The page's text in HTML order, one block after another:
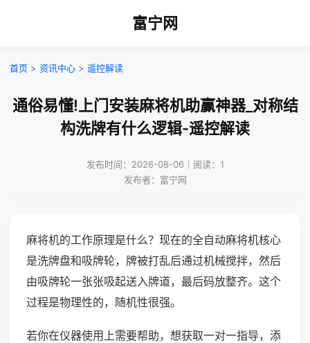
富宁网
首页 > 资讯中心 > 遥控解读
通俗易懂!上门安装麻将机助赢神器_对称结
构洗牌有什么逻辑-遥控解读
发布时间：2026-08-06｜阅读：1
发布者：富宁网
麻将机的工作原理是什么？现在的全自动麻将机核心
是洗牌盘和吸牌轮，牌被打乱后通过机械搅拌，然后
由吸牌轮一张张吸起送入牌道，最后码放整齐。这个
过程是物理性的，随机性很强。
若你在仪器使用上需要帮助，想获取一对一指导，添